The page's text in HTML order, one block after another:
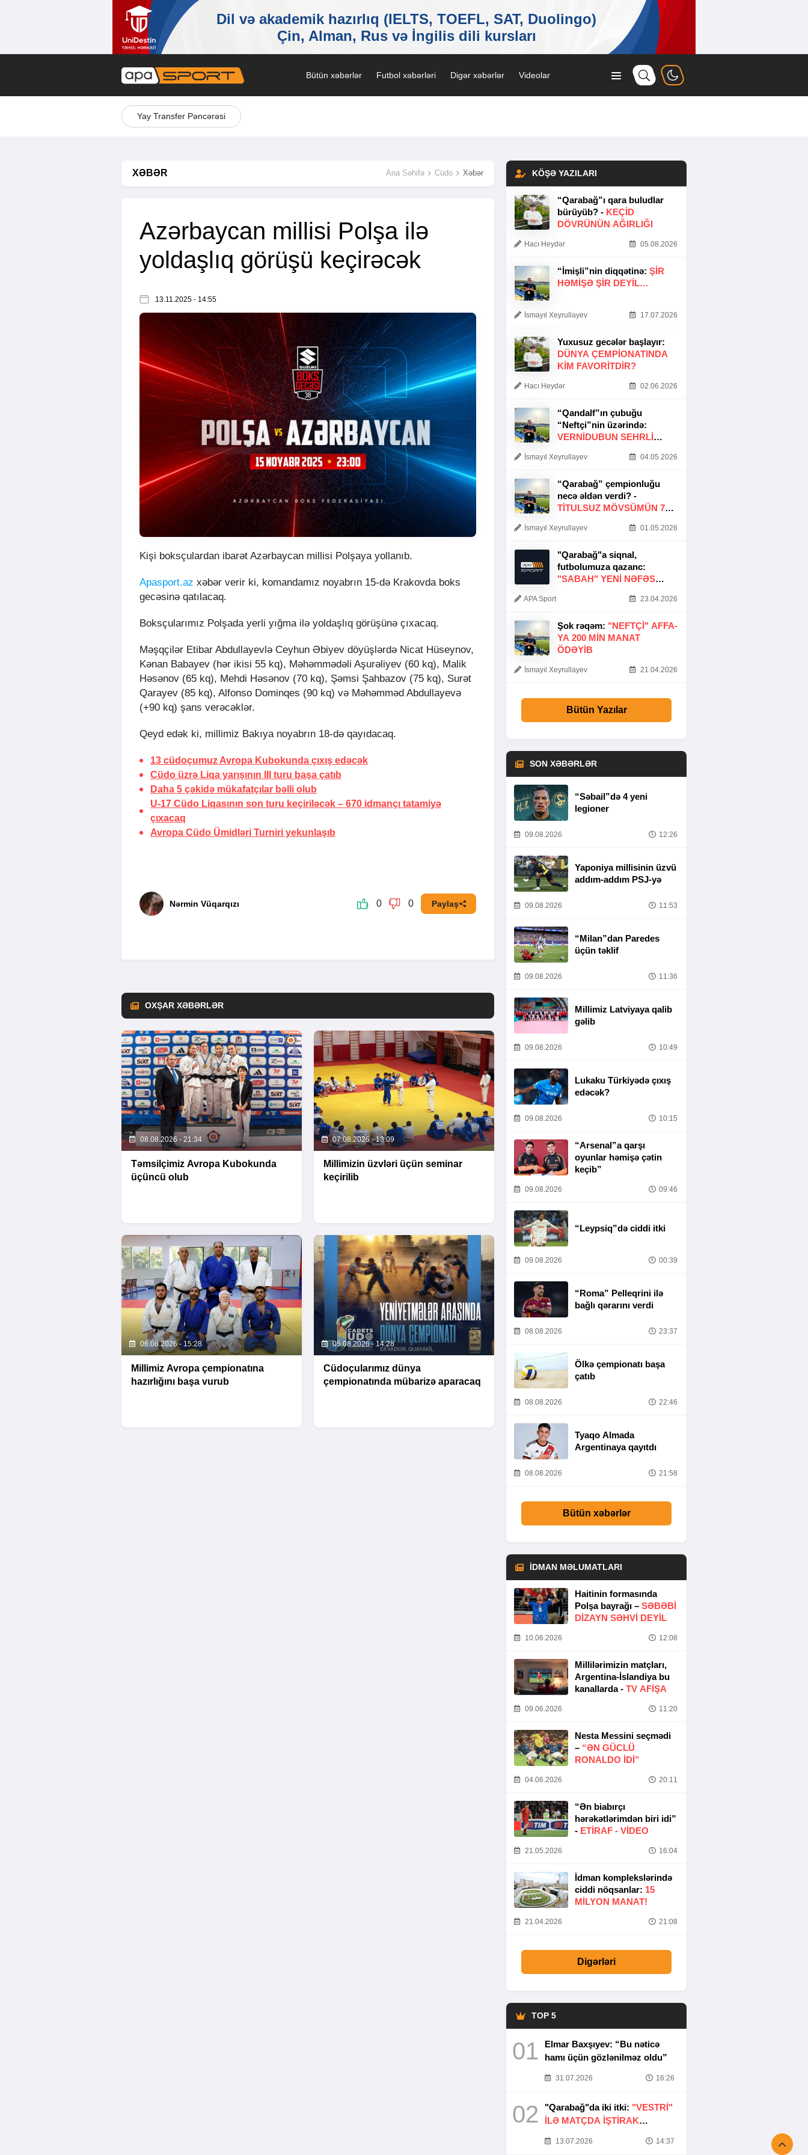
Bütün xəbərlər Futbol xəbərləri Digər xəbərlər Videolar
Yay Transfer Pəncərəsi
XƏBƏR Ana Səhifə Cüdo Xəbər
Azərbaycan millisi Polşa ilə
yoldaşlıq görüşü keçirəcək
13.11.2025 - 14:55
Kişi boksçulardan ibarət Azərbaycan millisi Polşaya yollanıb.
Apasport.az xəbər verir ki, komandamız noyabrın 15-də Krakovda boks
gecəsinə qatılacaq.
Boksçularımız Polşada yerli yığma ilə yoldaşlıq görüşünə çıxacaq.
Məşqçilər Etibar Abdullayevlə Ceyhun Əbiyev döyüşlərdə Nicat Hüseynov,
Kənan Babayev (hər ikisi 55 kq), Məhəmmədəli Aşurəliyev (60 kq), Malik
Həsənov (65 kq), Mehdi Həsənov (70 kq), Şəmsi Şahbazov (75 kq), Surət
Qarayev (85 kq), Alfonso Dominqes (90 kq) və Məhəmməd Abdullayevə
(+90 kq) şans verəcəklər.
Qeyd edək ki, millimiz Bakıya noyabrın 18-də qayıdacaq.
13 cüdoçumuz Avropa Kubokunda çıxış edəcək
Cüdo üzrə Liqa yarışının III turu başa çatıb
Daha 5 çəkidə mükafatçılar bəlli olub
U-17 Cüdo Liqasının son turu keçiriləcək – 670 idmançı tatamiyə
çıxacaq
Avropa Cüdo Ümidləri Turniri yekunlaşıb
Nərmin Vüqarqızı 0 0 Paylaş
OXŞAR XƏBƏRLƏR
08.08.2026 - 21:34
Təmsilçimiz Avropa Kubokunda
üçüncü olub
07.08.2026 - 13:09
Millimizin üzvləri üçün seminar
keçirilib
06.08.2026 - 15:28
Millimiz Avropa çempionatına
hazırlığını başa vurub
05.08.2026 - 14:28
Cüdoçularımız dünya
çempionatında mübarizə aparacaq
KÖŞƏ YAZILARI
“Qarabağ”ı qara buludlar
bürüyüb? - KEÇID
DÖVRÜNÜN AĞIRLIĞI
Hacı Heydər 05.08.2026
“İmişli”nin diqqətinə: ŞIR
HƏMIŞƏ ŞIR DEYIL…
İsmayıl Xeyrullayev 17.07.2026
Yuxusuz gecələr başlayır:
DÜNYA ÇEMPIONATINDA
KIM FAVORITDIR?
Hacı Heydər 02.06.2026
“Qandalf”ın çubuğu
“Neftçi”nin üzərində:
VERNİDUBUN SEHRLİ
İsmayıl Xeyrullayev 04.05.2026
“Qarabağ” çempionluğu
necə əldən verdi? -
TITULSUZ MÖVSÜMÜN 7
İsmayıl Xeyrullayev 01.05.2026
"Qarabağ"a siqnal,
futbolumuza qazanc:
"SABAH" YENI NƏFƏS
APA Sport 23.04.2026
Şok rəqəm: "NEFTÇI" AFFA-
YA 200 MIN MANAT
ÖDƏYIB
İsmayıl Xeyrullayev 21.04.2026
Bütün Yazılar
SON XƏBƏRLƏR
“Səbail”də 4 yeni
legioner
09.08.2026 12:26
Yaponiya millisinin üzvü
addım-addım PSJ-yə
09.08.2026 11:53
“Milan”dan Paredes
üçün təklif
09.08.2026 11:36
Millimiz Latviyaya qalib
gəlib
09.08.2026 10:49
Lukaku Türkiyədə çıxış
edəcək?
09.08.2026 10:15
“Arsenal”a qarşı
oyunlar həmişə çətin
keçib”
09.08.2026 09:46
“Leypsiq”də ciddi itki
09.08.2026 00:39
“Roma” Pelleqrini ilə
bağlı qərarını verdi
08.08.2026 23:37
Ölkə çempionatı başa
çatıb
08.08.2026 22:46
Tyaqo Almada
Argentinaya qayıtdı
08.08.2026 21:58
Bütün xəbərlər
İDMAN MƏLUMATLARI
Haitinin formasında
Polşa bayrağı – SƏBƏBI
DIZAYN SƏHVI DEYIL
10.06.2026 12:08
Millilərimizin matçları,
Argentina-İslandiya bu
kanallarda - TV AFİŞA
09.06.2026 11:20
Nesta Messini seçmədi
– “ƏN GÜCLÜ
RONALDO IDI”
04.06.2026 20:11
“Ən biabırçı
hərəkətlərimdən biri idi”
- ETIRAF - VİDEO
21.05.2026 16:04
İdman komplekslərində
ciddi nöqsanlar: 15
MILYON MANAT!
21.04.2026 21:08
Digərləri
TOP 5
01
Elmar Baxşıyev: “Bu nəticə
hamı üçün gözlənilməz oldu”
31.07.2026 16:26
02 "Qarabağ"da iki itki: "VESTRİ"
İLƏ MATÇDA İŞTİRAK
13.07.2026 14:37